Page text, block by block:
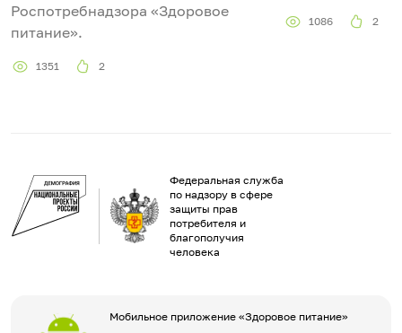
Роспотребнадзора «Здоровое
питание».
1351 2
1086 2
Федеральная служба
по надзору в сфере
защиты прав
потребителя и
благополучия
человека
Мобильное приложение «Здоровое питание»